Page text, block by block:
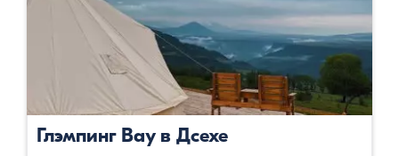
Глэмпинг Вау в Дсехе